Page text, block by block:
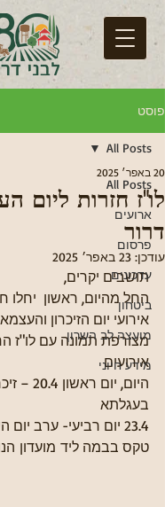
פוסט
All Posts
ארועים
פרסום
עדכונים
ביטחון
מועצה לב השרון
מידע חיוני
All Posts
לו"ז חזרות ליום
דרור
20 באפר׳ 2025
עודכן: 23 באפר׳ 2025
תושבים יקרים,
החל מהיום, ראשון  יחלו
אירועי יום הזיכרון
מצורפת תמונה עם לו"ז
אירועים
בעגלתא
טקס בבמה ליד מועדון